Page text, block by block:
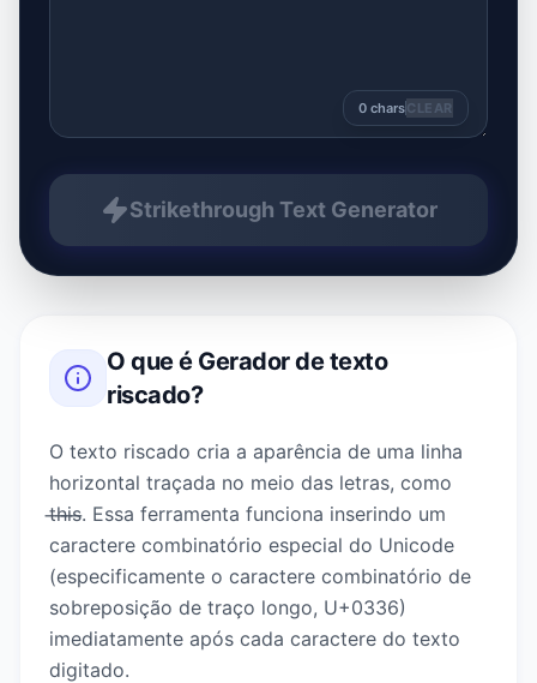
0 charsCLEAR
Strikethrough Text Generator
O que é Gerador de texto
riscado?
O texto riscado cria a aparência de uma linha
horizontal traçada no meio das letras, como
t̶h̶i̶s̶. Essa ferramenta funciona inserindo um
caractere combinatório especial do Unicode
(especificamente o caractere combinatório de
sobreposição de traço longo, U+0336)
imediatamente após cada caractere do texto
digitado.